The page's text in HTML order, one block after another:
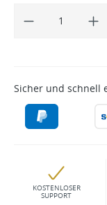
Sicher und schnell
KOSTENLOSER
SUPPORT